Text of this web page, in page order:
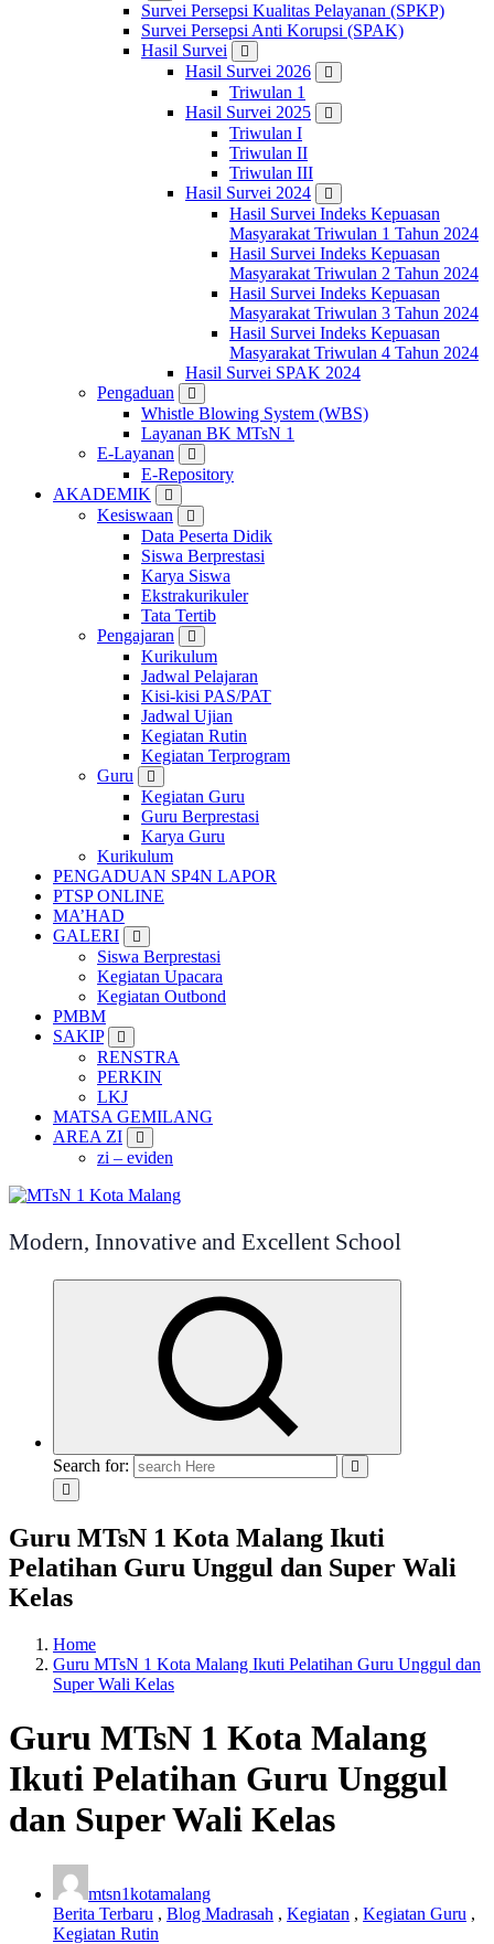
Survei Persepsi Kualitas Pelayanan (SPKP)
Survei Persepsi Anti Korupsi (SPAK)
Hasil Survei
Hasil Survei 2026
Triwulan 1
Hasil Survei 2025
Triwulan I
Triwulan II
Triwulan III
Hasil Survei 2024
Hasil Survei Indeks Kepuasan
Masyarakat Triwulan 1 Tahun 2024
Hasil Survei Indeks Kepuasan
Masyarakat Triwulan 2 Tahun 2024
Hasil Survei Indeks Kepuasan
Masyarakat Triwulan 3 Tahun 2024
Hasil Survei Indeks Kepuasan
Masyarakat Triwulan 4 Tahun 2024
Hasil Survei SPAK 2024
Pengaduan
Whistle Blowing System (WBS)
Layanan BK MTsN 1
E-Layanan
E-Repository
AKADEMIK
Kesiswaan
Data Peserta Didik
Siswa Berprestasi
Karya Siswa
Ekstrakurikuler
Tata Tertib
Pengajaran
Kurikulum
Jadwal Pelajaran
Kisi-kisi PAS/PAT
Jadwal Ujian
Kegiatan Rutin
Kegiatan Terprogram
Guru
Kegiatan Guru
Guru Berprestasi
Karya Guru
Kurikulum
PENGADUAN SP4N LAPOR
PTSP ONLINE
MA’HAD
GALERI
Siswa Berprestasi
Kegiatan Upacara
Kegiatan Outbond
PMBM
SAKIP
RENSTRA
PERKIN
LKJ
MATSA GEMILANG
AREA ZI
zi – eviden
Modern, Innovative and Excellent School
Search for:
Guru MTsN 1 Kota Malang Ikuti
Pelatihan Guru Unggul dan Super Wali
Kelas
Home
Guru MTsN 1 Kota Malang Ikuti Pelatihan Guru Unggul dan
Super Wali Kelas
Guru MTsN 1 Kota Malang
Ikuti Pelatihan Guru Unggul
dan Super Wali Kelas
mtsn1kotamalang
Berita Terbaru , Blog Madrasah , Kegiatan , Kegiatan Guru ,
Kegiatan Rutin